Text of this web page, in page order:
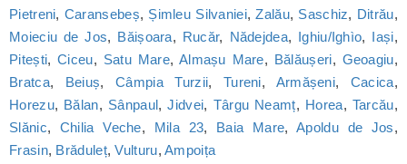
Pietreni, Caransebeș, Șimleu Silvaniei,Zalău, Saschiz, Ditrău,
Moieciu de Jos, Băișoara, Rucăr, Nădejdea, Ighiu/Ighìo, Iași,
Pitești,Ciceu, Satu Mare, Almașu Mare, Bălăușeri, Geoagiu,
Bratca, Beiuș, Câmpia Turzii, Tureni, Armășeni, Cacica,
Horezu, Bălan, Sânpaul,Jidvei, Târgu Neamț, Horea, Tarcău,
Slănic, Chilia Veche, Mila 23, Baia Mare,Apoldu de Jos,
Frasin, Brăduleț,Vulturu,Ampoița